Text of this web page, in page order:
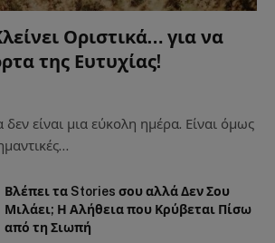
Οριστικά… για να
της Ευτυχίας!
είναι μια εύκολη ημέρα. Είναι όμως
Βλέπει τα Stories σου αλλά Δεν Σου
Μιλάει; Η Αλήθεια που Κρύβεται Πίσω
από τη Σιωπή